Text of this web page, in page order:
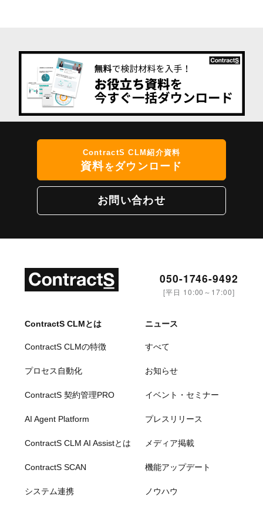
ContractS CLM紹介資料
資料をダウンロード
お問い合わせ
050-1746-9492
[平日 10:00～17:00]
ContractS CLMとは
ContractS CLMの特徴
プロセス自動化
ContractS 契約管理PRO
AI Agent Platform
ContractS CLM AI Assistとは
ContractS SCAN
システム連携
ニュース
すべて
お知らせ
イベント・セミナー
プレスリリース
メディア掲載
機能アップデート
ノウハウ